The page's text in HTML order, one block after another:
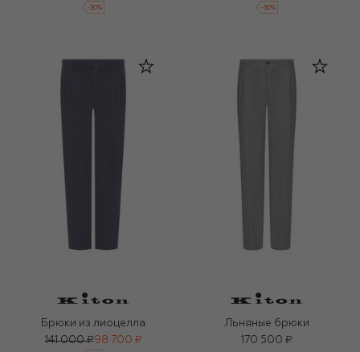
-30% -30%
Брюки из лиоцелла
141 000 ₽98 700 ₽
Льняные брюки
170 500 ₽